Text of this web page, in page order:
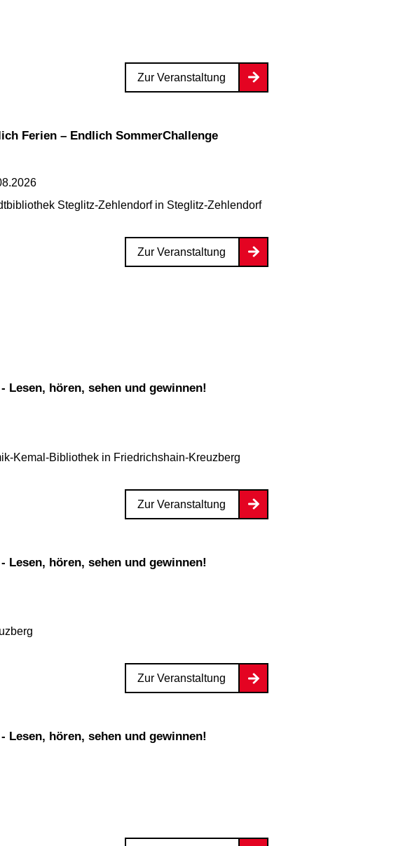
Zur Veranstaltung
Ferien – Endlich SommerChallenge
Steglitz-Zehlendorfin Steglitz-Zehlendorf
Zur Veranstaltung
- Lesen, hören, sehen und gewinnen!
Kemal-Bibliothek in Friedrichshain-Kreuzberg
Zur Veranstaltung
- Lesen, hören, sehen und gewinnen!
Zur Veranstaltung
- Lesen, hören, sehen und gewinnen!